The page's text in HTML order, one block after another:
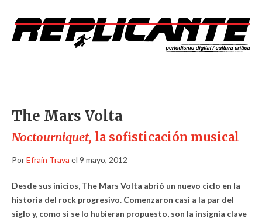
The Mars Volta
Noctourniquet, la sofisticación musical
PorEfraín Trava el 9 mayo, 2012
Desde sus inicios, The Mars Volta abrió un nuevo ciclo en la
historia del rock progresivo. Comenzaron casi a la par del
siglo y, como si se lo hubieran propuesto, son la insignia clave